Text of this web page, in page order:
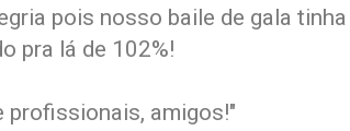
pois nosso baile de gala tinha
pra lá de 102%!
profissionais, amigos!"